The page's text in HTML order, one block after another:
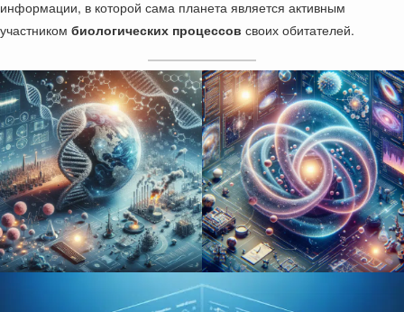
информации, в которой сама планета является активным
участником биологических процессов своих обитателей.